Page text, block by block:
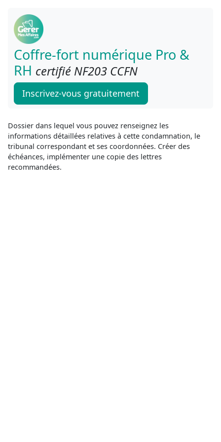
Coffre-fort numérique Pro &
RH certifié NF203 CCFN
Inscrivez-vous gratuitement
Dossier dans lequel vous pouvez renseignez les
informations détaillées relatives à cette condamnation, le
tribunal correspondant et ses coordonnées. Créer des
échéances, implémenter une copie des lettres
recommandées.